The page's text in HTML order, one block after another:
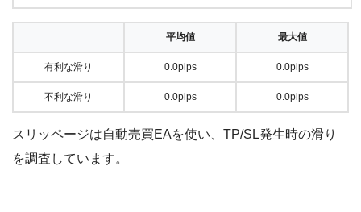
平均値 最大値
有利な滑り 0.0pips 0.0pips
不利な滑り 0.0pips 0.0pips
スリッページは自動売買EAを使い、TP/SL発生時の滑り
を調査しています。